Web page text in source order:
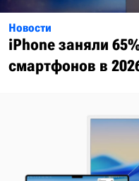
Новости
iPhone заняли
смартфонов в